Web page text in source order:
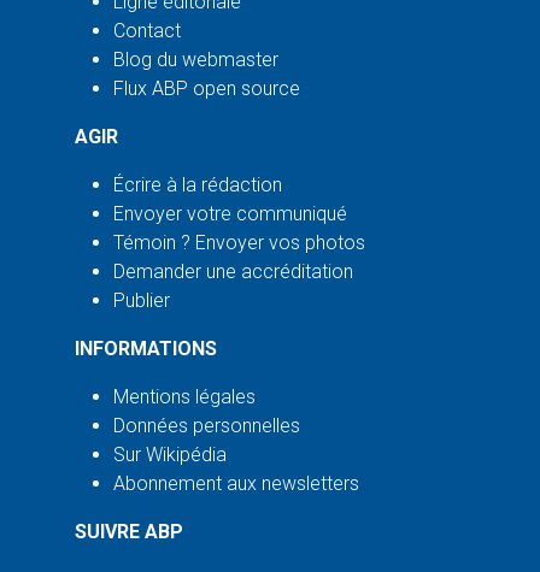
Contact
Blog du webmaster
Flux ABP open source
AGIR
Écrire à la rédaction
Envoyer votre communiqué
Témoin ? Envoyer vos photos
Demander une accréditation
Publier
INFORMATIONS
Mentions légales
Données personnelles
Sur Wikipédia
Abonnement aux newsletters
SUIVRE ABP